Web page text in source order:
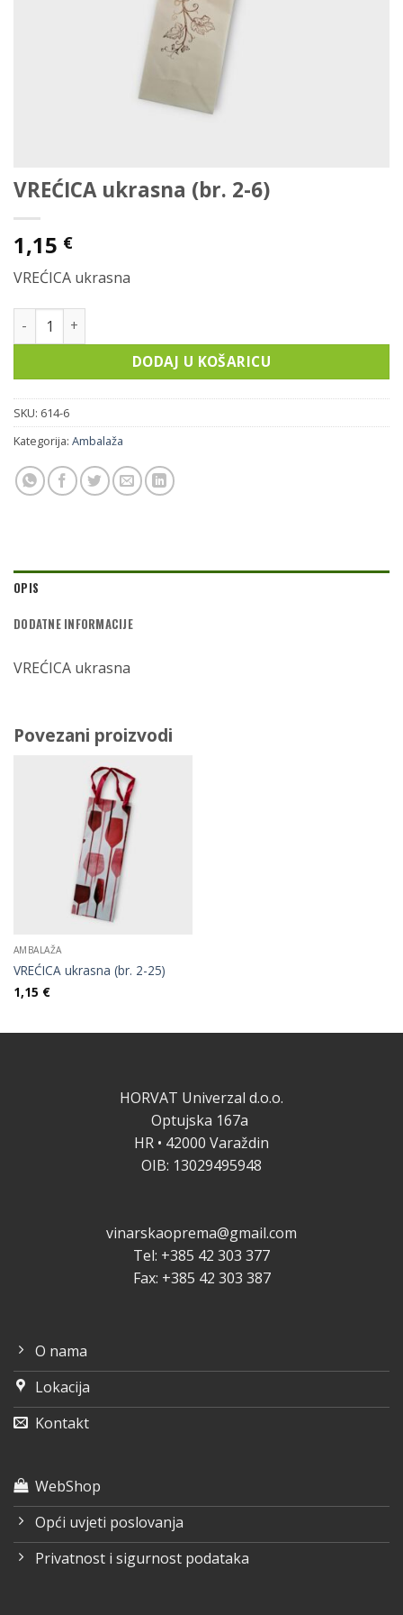
VREĆICA ukrasna (br. 2-6)
1,15 €
VREĆICA ukrasna
VREĆICA ukrasna (br. 2-6) količina
DODAJ U KOŠARICU
SKU: 614-6
Kategorija: Ambalaža
OPIS
DODATNE INFORMACIJE
VREĆICA ukrasna
Povezani proizvodi
AMBALAŽA
VREĆICA ukrasna (br. 2-25)
1,15 €
HORVAT Univerzal d.o.o.
Optujska 167a
HR • 42000 Varaždin
OIB: 13029495948
vinarskaoprema@gmail.com
Tel: +385 42 303 377
Fax: +385 42 303 387
O nama
Lokacija
Kontakt
WebShop
Opći uvjeti poslovanja
Privatnost i sigurnost podataka